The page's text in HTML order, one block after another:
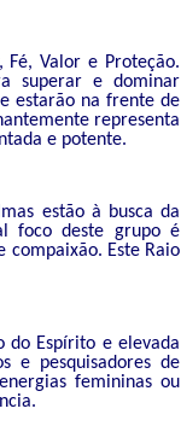
Fé, Valor e Proteção.
superar e dominar
estarão na frente de
representa
e potente.
estão à busca da
foco deste grupo é
Este Raio
do Espírito e elevada
e pesquisadores de
femininas ou